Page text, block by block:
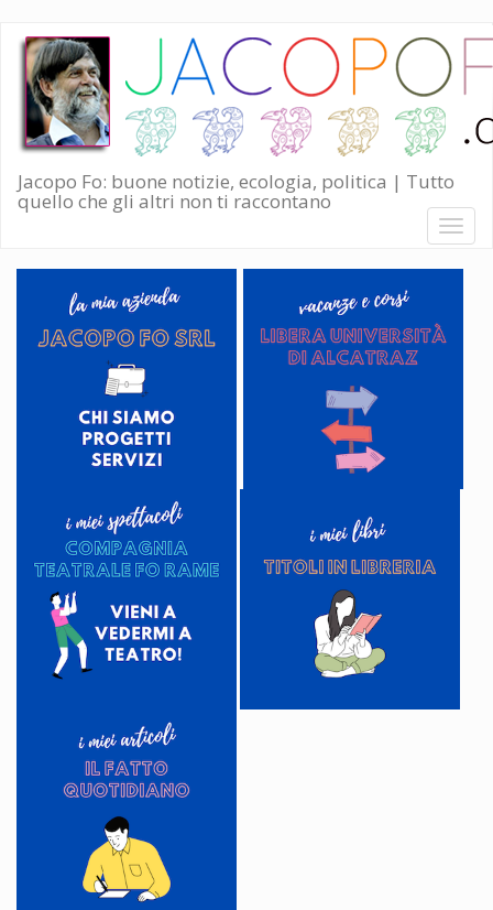
Salta
contenuto
principale
Jacopo Fo: buone notizie, ecologia, politica | Tutto
quello che gli altri non ti raccontano
Toggle